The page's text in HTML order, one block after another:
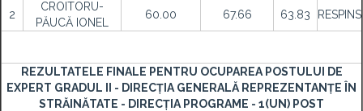
2
CROITORU-
PĂUCĂ IONEL
60.00 67.66 63.83 RESPINS
REZULTATELE FINALE PENTRU OCUPAREA POSTULUI DE
EXPERT GRADUL II - DIRECȚIA GENERALĂ REPREZENTANȚE ÎN
STRĂINĂTATE - DIRECȚIA PROGRAME - 1(UN) POST